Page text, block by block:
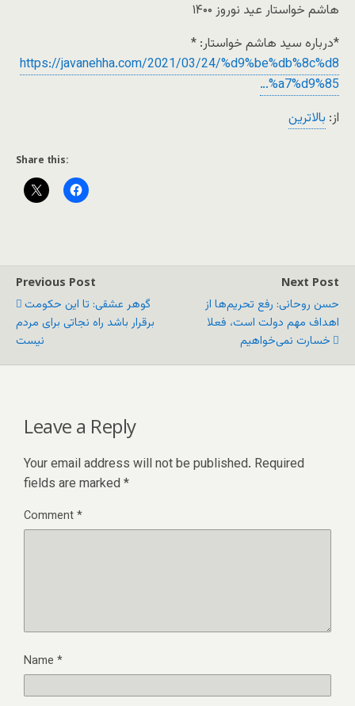
هاشم خواستار عید نوروز ۱۴۰۰
*درباره سید هاشم خواستار: *
https://javanehha.com/2021/03/24/%d9%be%db%8c%d8
%a7%d9%85…
از: بالاترین
Share this:
Previous Post
گوهر عشقی: تا این حکومت
برقرار باشد راه نجاتی برای مردم
نیست
Next Post
حسن روحانی: رفع تحریم‌ها از
اهداف مهم دولت است، فعلا
خسارت نمی‌خواهیم
Leave a Reply
Your email address will not be published. Required
fields are marked *
Comment*
Name *